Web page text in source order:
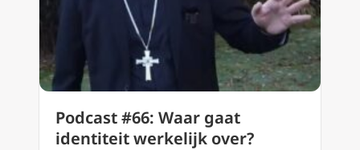
Podcast #66: Waar gaat
identiteit werkelijk over?